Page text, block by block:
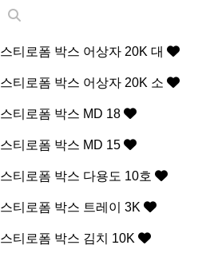
스티로폼 박스 어상자 20K 대
스티로폼 박스 어상자 20K 소
스티로폼 박스 MD 18
스티로폼 박스 MD 15
스티로폼 박스 다용도 10호
스티로폼 박스 트레이 3K
스티로폼 박스 김치 10K